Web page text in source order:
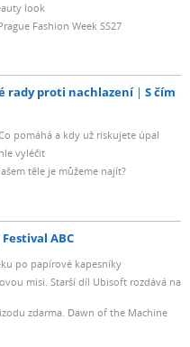
look
Fashion Week SS27
rady proti nachlazení
S čím
pomáhá a kdy už riskujete úpal
vyléčit
těle je můžeme najít?
Festival ABC
po papírové kapesníky
misi. Starší díl Ubisoft rozdává na
zdarma. Dawn of the Machine